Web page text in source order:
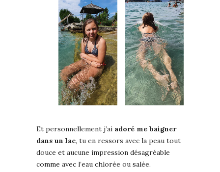
Et personnellement j’ai adoré me baigner
dans un lac, tu en ressors avec la peau tout
douce et aucune impression désagréable
comme avec l’eau chlorée ou salée.